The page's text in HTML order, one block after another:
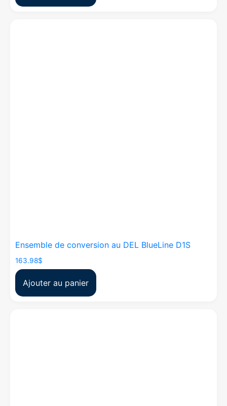
Ensemble de conversion au DEL BlueLine D1S
163.98$
Ajouter au panier